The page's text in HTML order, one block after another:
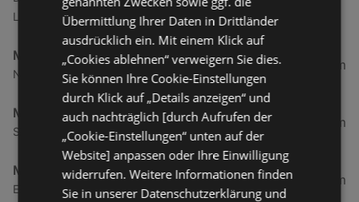
Langen/debstedt
METRO Bremen
Neuenlander Straße 111, 28201 Bremen
154,09 km
METRO GASTRO Nienburg
Südring 15, 31582 Nienburg
201 km
METRO Porta Westfalica
Ellernstraße 18, 32457 Porta Westfalica
213,17 km
Übermittlung Ihrer Daten in Drittländer
ausdrücklich ein. Mit einem Klick auf
„Cookies ablehnen“ verweigern Sie dies.
Sie können Ihre Cookie-Einstellungen
durch Klick auf „Details anzeigen“ und
auch nachträglich [durch Aufrufen der
„Cookie-Einstellungen“ unten auf der
Website] anpassen oder Ihre Einwilligung
widerrufen. Weitere Informationen finden
Sie in unserer Datenschutzerklärung und